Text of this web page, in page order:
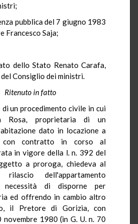
pubblica del 7 giugno 1983
Francesco Saja;
dello Stato Renato Carafa,
Consiglio dei ministri.
Ritenuto in fatto
un procedimento civile in cui
Rosa, proprietaria di un
dato in locazione a
con contratto in corso al
in vigore della l. n. 392 del
a proroga, chiedeva al
dell'appartamento
necessità di disporne per
ed offrendo in cambio altro
il Pretore di Gorizia, con
novembre 1980 (in G. U. n. 70